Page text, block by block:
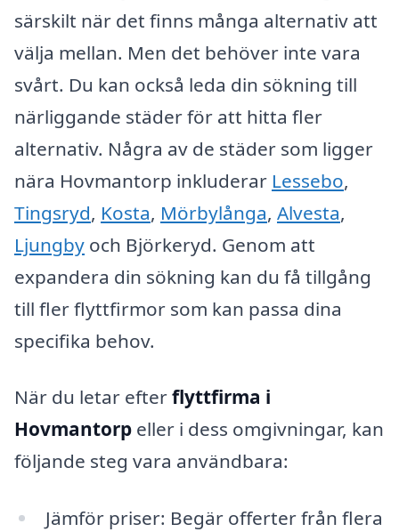
särskilt när det finns många alternativ att
välja mellan. Men det behöver inte vara
svårt. Du kan också leda din sökning till
närliggande städer för att hitta fler
alternativ. Några av de städer som ligger
nära Hovmantorp inkluderar Lessebo,
Tingsryd, Kosta, Mörbylånga, Alvesta,
Ljungby och Björkeryd. Genom att
expandera din sökning kan du få tillgång
till fler flyttfirmor som kan passa dina
specifika behov.
När du letar efterflyttfirma i
Hovmantorp eller i dess omgivningar, kan
följande steg vara användbara:
Jämför priser: Begär offerter från flera